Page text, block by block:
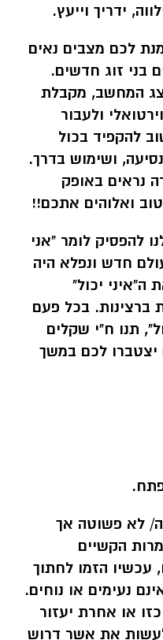
ידריך וייעץ.
לכם מצבים נאים
בני זוג חדשים.
המחשב, מקבלת
ולעבור
להקפיד בכול
ושימוש בדרך.
נראים באופק
ואלוהים אתכם!!
להפסיק לומר "אני
חדש ונפלא היה
ה"איני יכול"
ברצינות. בכל פעם
תנו ח"י שקלים
יצטברו לכם במשך
לא פשוטה אך
הקשיים
עכשיו הזמו לחתוך
נעימים או נוחים.
כזו או אחרת יעזור
את אשר דרוש